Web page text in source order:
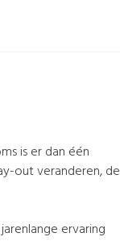
is er dan één
out veranderen, de
ervaring